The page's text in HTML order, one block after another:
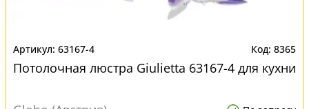
63167-4 8365
Потолочная люстра Giulietta 63167-4 для кухни